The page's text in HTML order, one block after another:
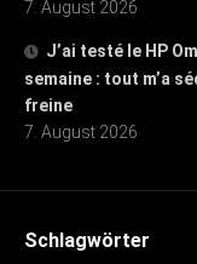
7. August 2026
J’ai testé le HP
semaine : tout m’a
freine
7. August 2026
Schlagwörter